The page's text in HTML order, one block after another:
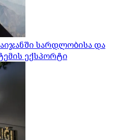
სარდლობისა და
ექსპორტი